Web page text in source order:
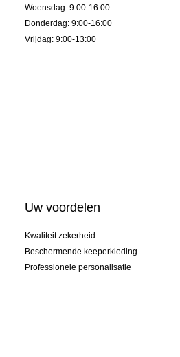
Woensdag: 9:00-16:00
Donderdag: 9:00-16:00
Vrijdag: 9:00-13:00
Uw voordelen
Kwaliteit zekerheid
Beschermende keeperkleding
Professionele personalisatie